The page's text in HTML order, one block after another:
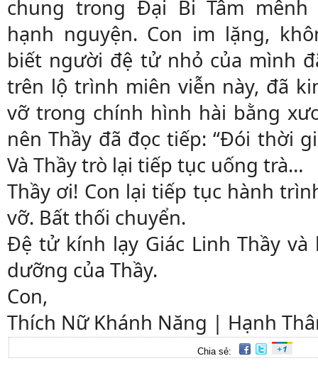
chung trong Đại Bi Tâm mênh
hạnh nguyện. Con im lặng,
biết người đệ tử nhỏ của mình
trên lộ trình miên viễn này, đã
vỡ trong chính hình hài bằng
nên Thầy đã đọc tiếp: “Đói thời
Và Thầy trò lại tiếp tục uống trà…
Thầy ơi! Con lại tiếp tục hành
vỡ. Bất thối chuyển.
Đệ tử kính lạy Giác Linh Thầy
dưỡng của Thầy.
Con,
Thích Nữ Khánh Năng | Hạnh
Chia sẻ: